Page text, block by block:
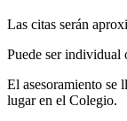
Las citas serán
Puede ser individual
El asesoramiento se
lugar en el Colegio.